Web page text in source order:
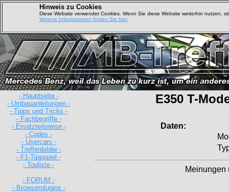
Hinweis zu Cookies
Diese Website verwendet Cookies. Wenn Sie diese Website weiterhin nutzen,
Weitere Informationen finden Sie hier.
- Hauptseite -
- Umbauanleitungen -
- Tipps und Tricks -
- Fachbegriffe -
- Ersatzteilpreise -
- Codes -
- Usercars -
- Treffenbilder -
- F1-Tippspiel -
- Topliste -
- FORUM -
- Browserplugins -
E350 T-
Daten:
Meinungen